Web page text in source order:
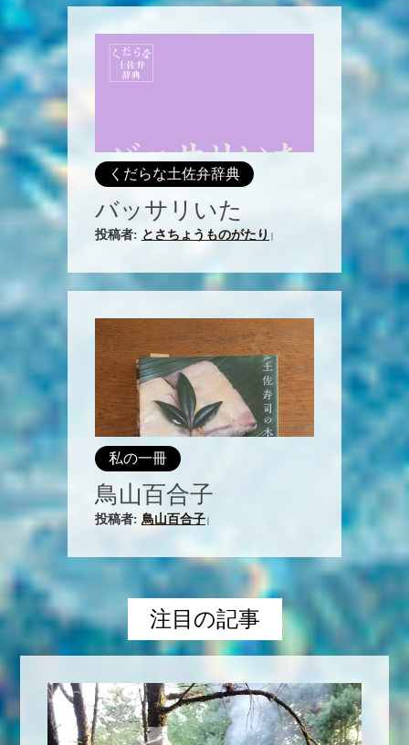
くだらな土佐弁辞典
バッサリいた
投稿者: とさちょうものがたり
私の一冊
鳥山百合子
投稿者: 鳥山百合子
注目の記事